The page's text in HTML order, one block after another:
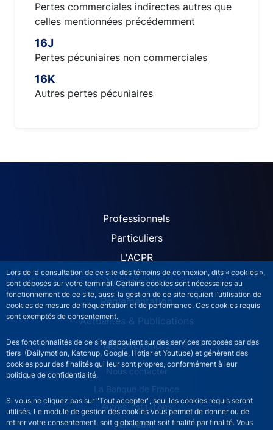
Lors de la consultation de ce site des témoins de connexion, dits « cookies »,
sont déposés sur votre terminal. Certains cookies sont nécessaires au
fonctionnement de ce site, aussi la gestion de ce site requiert l’utilisation de
cookies de mesure de fréquentation et de performance. Ces cookies requis
sont exemptés de consentement.
Des fonctionnalités de ce site s’appuient sur des services proposés par des
tiers (Dailymotion, Katchup, Google, Hotjar et Youtube) et génèrent des
cookies pour des finalités qui leur sont propres, conformément à leur
politique de confidentialité.
Si vous ne cliquez pas sur "Tout accepter", seul les cookies requis seront
utilisés. Le module de gestion des cookies vous permet de donner ou de
retirer votre consentement, soit globalement soit finalité par finalité. Vous
Pertes commerciales indirectes autres que
celles mentionnées précédemment
16J
Pertes pécuniaires non commerciales
16K
Autres pertes pécuniaires
ACPR site navigation
Professionnels
Particuliers
L'ACPR
Nos missions
Réglementation
Actualités & Publications
Nous rejoindre
ACPR footer secondary menu (French)
Nous contacter
La Banque de France
Autres institutions
LinkedIn